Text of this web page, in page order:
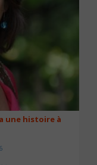
une histoire à